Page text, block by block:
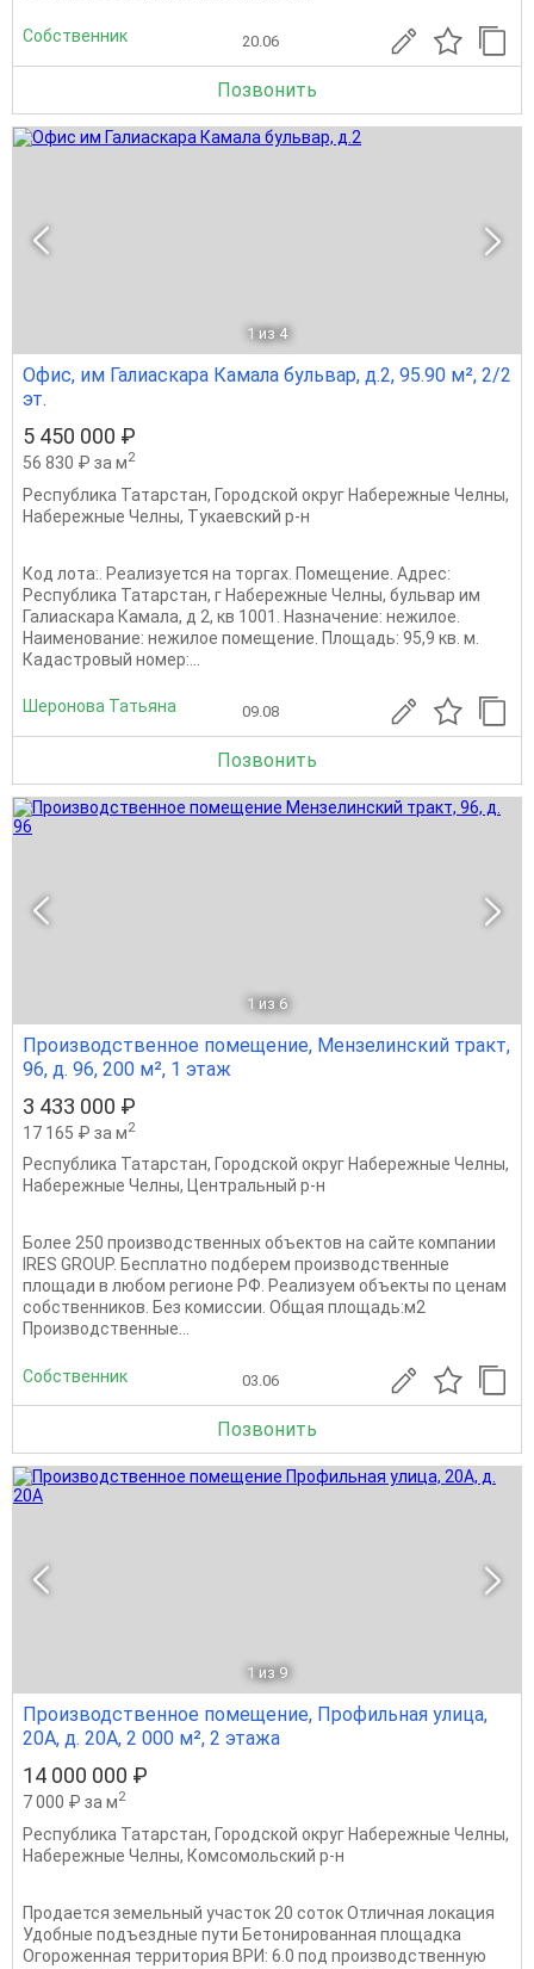
Собственник 20.06
Позвонить
1 из 4
Офис, им Галиаскара Камала бульвар, д.2, 95.90 м², 2/2
эт.
5 450 000 ₽
56 830 ₽ за м2
Республика Татарстан, Городской округ Набережные Челны,
Набережные Челны, Тукаевский р-н
Код лота:. Реализуется на торгах. Помещение. Адрес:
Республика Татарстан, г Набережные Челны, бульвар им
Галиаскара Камала, д 2, кв 1001. Назначение: нежилое.
Наименование: нежилое помещение. Площадь: 95,9 кв. м.
Кадастровый номер:...
Шеронова Татьяна 09.08
Позвонить
1 из 6
Производственное помещение, Мензелинский тракт,
96, д. 96, 200 м², 1 этаж
3 433 000 ₽
17 165 ₽ за м2
Республика Татарстан, Городской округ Набережные Челны,
Набережные Челны, Центральный р-н
Более 250 производственных объектов на сайте компании
IRES GROUP. Бесплатно подберем производственные
площади в любом регионе РФ. Реализуем объекты по ценам
собственников. Без комиссии. Общая площадь:м2
Производственные...
Собственник 03.06
Позвонить
1 из 9
Производственное помещение, Профильная улица,
20А, д. 20А, 2 000 м², 2 этажа
14 000 000 ₽
7 000 ₽ за м2
Республика Татарстан, Городской округ Набережные Челны,
Набережные Челны, Комсомольский р-н
Продается земельный участок 20 соток Отличная локация
Удобные подъездные пути Бетонированная площадка
Огороженная территория ВРИ: 6.0 под производственную